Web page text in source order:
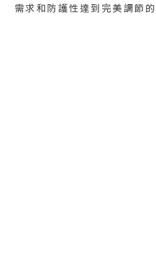
需求和防護性達到完美調節的